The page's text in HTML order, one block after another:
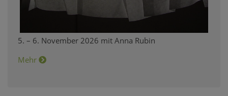
5. – 6. November 2026 mit Anna Rubin
Mehr